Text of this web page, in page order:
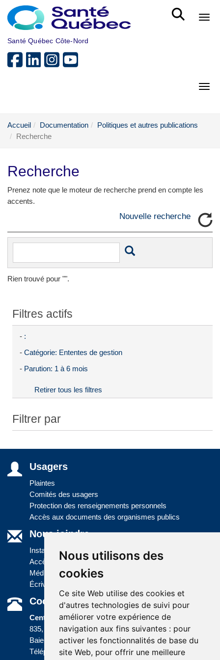
Nous utilisons des
cookies
Ce site Web utilise des cookies et
d'autres technologies de suivi pour
améliorer votre expérience de
navigation aux fins suivantes : pour
activer les fonctionnalités de base du
site Web, pour offrir une meilleure
Aller au menu principal
Santé Québec Côte-Nord
Accueil Documentation
Politiques et autres publications
Recherche
Recherche
Prenez note que le moteur de recherche prend en compte les
accents.
Nouvelle recherche
Rien trouvé pour "".
Filtres actifs
- :
- Catégorie: Ententes de gestion
- Parution: 1 à 6 mois
Retirer tous les filtres
Filtrer par
Usagers
Plaintes
Comités des usagers
Protection des renseignements personnels
Accès aux documents des organismes publics
Nous joindre
Installations
Accès à l'information
Médias
Écrivez-nous
Coordonnées
Centre administratif
835, boulevard Jolliet
Baie-Comeau (Québec) G5C 1P5
Téléphone :418 589-9845 ou